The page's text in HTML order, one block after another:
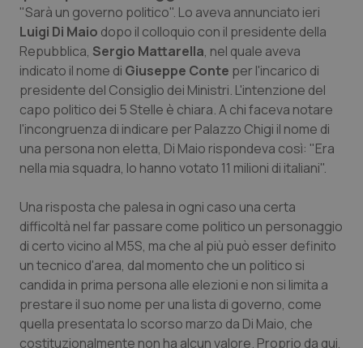
Lazio
Liguria
Lombardia
Marche
Molise
Piemonte
Provincia Autonoma di Bolzano
Provincia Autonoma di Trento
Diabete & glucometri
Disturbi dell’umore
Dolore
Donna & Salute
Epatiti
HIV
Infezioni & Febbre
Ipertensione & Scompenso
"Sarà un governo politico". Lo aveva annunciato ieri
Luigi Di Maio dopo il colloquio con il presidente della
Repubblica, Sergio Mattarella, nel quale aveva
indicato il nome di Giuseppe Conte per l'incarico di
presidente del Consiglio dei Ministri. L'intenzione del
capo politico dei 5 Stelle è chiara. A chi faceva notare
l'incongruenza di indicare per Palazzo Chigi il nome di
una persona non eletta, Di Maio rispondeva così: "Era
nella mia squadra, lo hanno votato 11 milioni di italiani".
Una risposta che palesa in ogni caso una certa
difficoltà nel far passare come politico un personaggio
di certo vicino al M5S, ma che al più può esser definito
un tecnico d'area, dal momento che un politico si
candida in prima persona alle elezioni e non si limita a
prestare il suo nome per una lista di governo, come
quella presentata lo scorso marzo da Di Maio, che
costituzionalmente non ha alcun valore. Proprio da qui,